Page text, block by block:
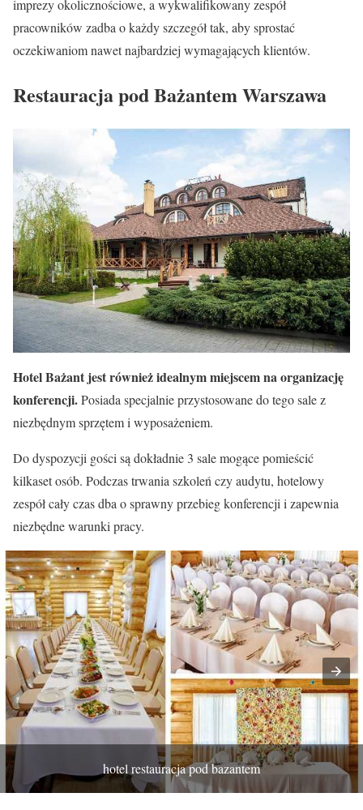
imprezy okolicznościowe, a wykwalifikowany zespół
pracowników zadba o każdy szczegół tak, aby sprostać
oczekiwaniom nawet najbardziej wymagających klientów.
Restauracja pod Bażantem Warszawa
Hotel Bażant jest również idealnym miejscem na organizację
konferencji.Posiada specjalnie przystosowane do tego sale z
niezbędnym sprzętem i wyposażeniem.
Do dyspozycji gości są dokładnie 3 sale mogące pomieścić
kilkaset osób. Podczas trwania szkoleń czy audytu, hotelowy
zespół cały czas dba o sprawny przebieg konferencji i zapewnia
niezbędne warunki pracy.
hotel restauracja pod bazantem